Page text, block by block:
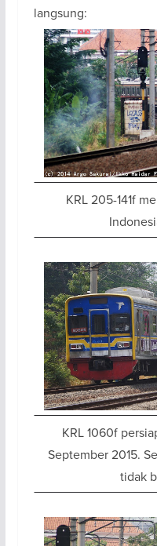
langsung:
KRL 205-141f
KRL 1060f
September 2015.
tidak